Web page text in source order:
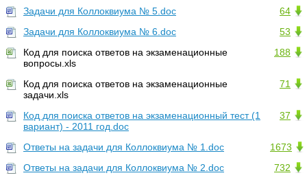
64
Задачи для Коллоквиума № 5.doc
53
Задачи для Коллоквиума № 6.doc
188
Код для поиска ответов на экзаменационные
вопросы.xls
71
Код для поиска ответов на экзаменационные
задачи.xls
37
Код для поиска ответов на экзаменационный тест (1
вариант) - 2011 год.doc
1673
Ответы на задачи для Коллоквиума № 1.doc
732
Ответы на задачи для Коллоквиума № 2.doc